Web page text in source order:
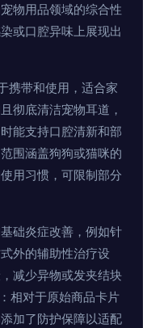
物用品领域的综合性
或口腔异味上展现出
携带和使用，适合家
彻底清洁宠物耳道，
能支持口腔清新和部
围涵盖狗狗或猫咪的
用习惯，可限制部分
础炎症改善，例如针
外的辅助性治疗设
减少异物或发夹结块
相对于原始商品卡片
加了防护保障以适配